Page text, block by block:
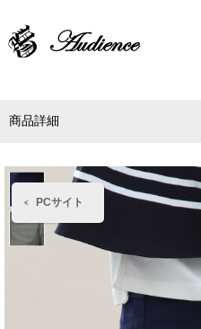
PCサイト
商品詳細